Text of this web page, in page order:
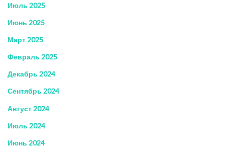
Июль 2025
Июнь 2025
Март 2025
Февраль 2025
Декабрь 2024
Сентябрь 2024
Август 2024
Июль 2024
Июнь 2024